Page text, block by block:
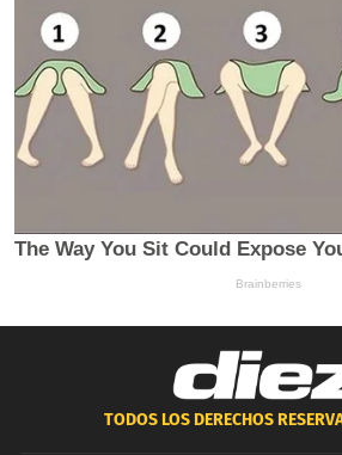
TODOS LOS DERECHOS